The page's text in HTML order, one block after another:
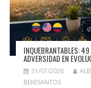
INQUEBRANTABLES:
ADVERSIDAD EN
31/07/2026
BEKESANTOS